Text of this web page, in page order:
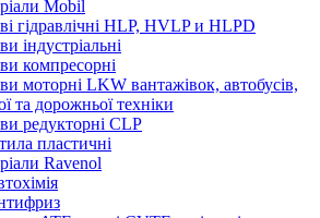
Mobil
гідравлічні HLP, HVLP и HLPD
індустріальні
компресорні
моторні LKW вантажівок, автобусів,
та дорожньої техніки
редукторні CLP
пластичні
Ravenol